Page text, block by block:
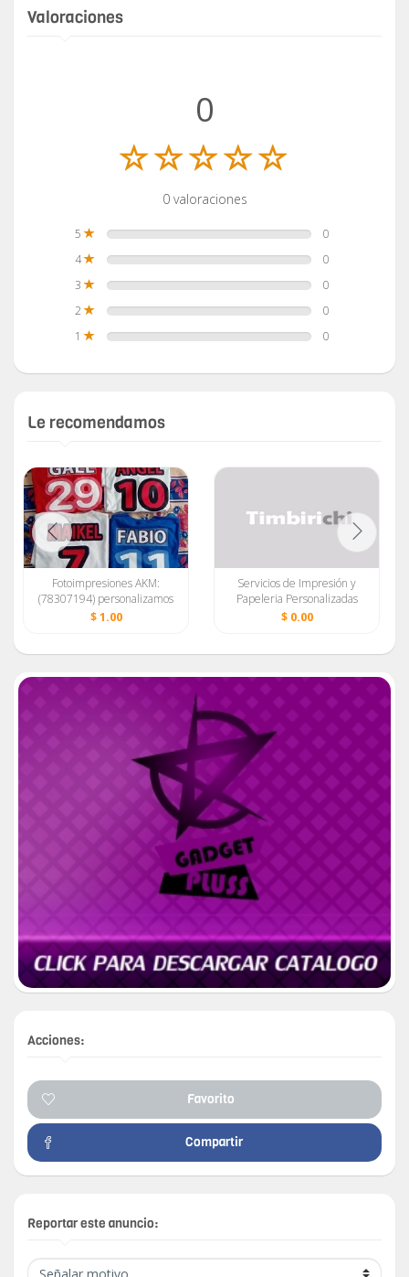
Valoraciones
0
0 valoraciones
5
0
4
0
3
0
2
0
1
0
Le recomendamos
Fotoimpresiones AKM:
(78307194) personalizamos
sus ideas en cerámica, textil
$ 1.00
Servicios de Impresión y
Papeleria Personalizadas
$ 0.00
Acciones:
Favorito
Compartir
Reportar este anuncio: